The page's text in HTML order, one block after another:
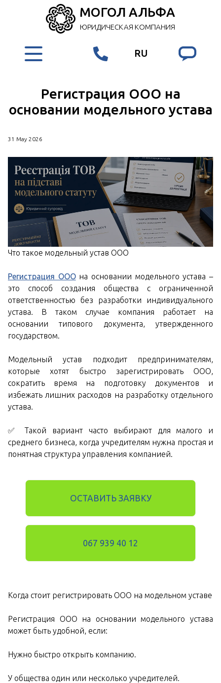
МОГОЛ АЛЬФА
ЮРИДИЧЕСКАЯ КОМПАНИЯ
RU
Регистрация ООО на
основании модельного устава
31 May 2026
Что такое модельный устав ООО
Регистрация ОООна основании модельного устава –
это способ создания общества с ограниченной
ответственностью без разработки индивидуального
устава. В таком случае компания работает на
основании типового документа, утвержденного
государством.
Модельный устав подходит предпринимателям,
которые хотят быстро зарегистрировать ООО,
сократить время на подготовку документов и
избежать лишних расходов на разработку отдельного
устава.
✅ Такой вариант часто выбирают для малого и
среднего бизнеса, когда учредителям нужна простая и
понятная структура управления компанией.
ОСТАВИТЬ ЗАЯВКУ
067 939 40 12
Когда стоит регистрировать ООО на модельном уставе
Регистрация ООО на основании модельного устава
может быть удобной, если:
Нужно быстро открыть компанию.
У общества один или несколько учредителей.